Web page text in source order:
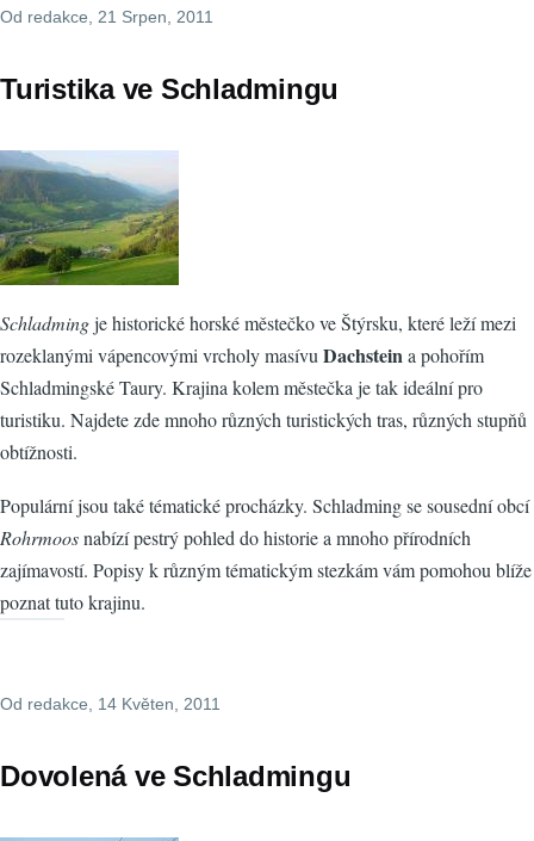
Od redakce , 21 Srpen, 2011
Turistika ve Schladmingu
Schladmingje historické horské městečko ve Štýrsku, které leží mezi
rozeklanými vápencovými vrcholy masívu Dachsteina pohořím
Schladmingské Taury. Krajina kolem městečka je tak ideální pro
turistiku. Najdete zde mnoho různých turistických tras, různých stupňů
obtížnosti.
Populární jsou také tématické procházky. Schladming se sousední obcí
Rohrmoosnabízí pestrý pohled do historie a mnoho přírodních
zajímavostí. Popisy k různým tématickým stezkám vám pomohou blíže
poznat tuto krajinu.
Od redakce , 14 Květen, 2011
Dovolená ve Schladmingu